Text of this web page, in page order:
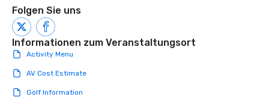
experiences can accommodate
groups from as few as 1 to as many
as 500 guests, making us an ideal
choice for any corporate group event.
Stress-Free Booking Process Booking
more easily. You’ll take comfort
Folgen Sie uns
Informationen zum Veranstaltungsort
Activity Menu
AV Cost Estimate
Golf Information